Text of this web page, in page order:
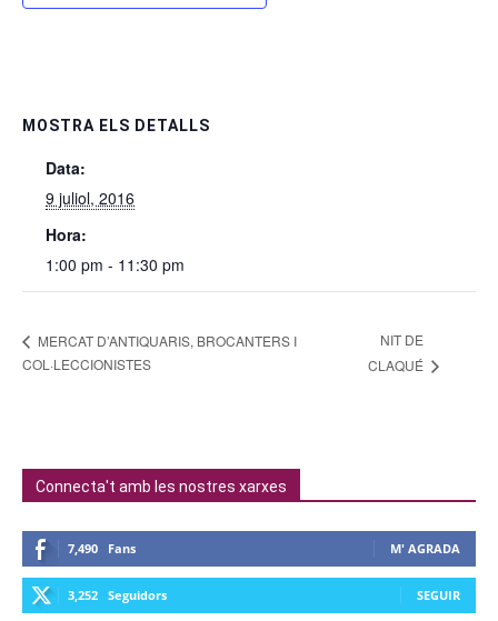
MOSTRA ELS DETALLS
Data:
9 juliol, 2016
Hora:
1:00 pm - 11:30 pm
MERCAT D’ANTIQUARIS, BROCANTERS I
COL·LECCIONISTES
NIT DE
CLAQUÉ
Connecta't amb les nostres xarxes
7,490 Fans M' AGRADA
3,252 Seguidors SEGUIR